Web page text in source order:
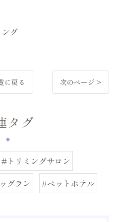
グ
に戻る 次のページ >
タグ
#トリミングサロン
グラン #ペットホテル